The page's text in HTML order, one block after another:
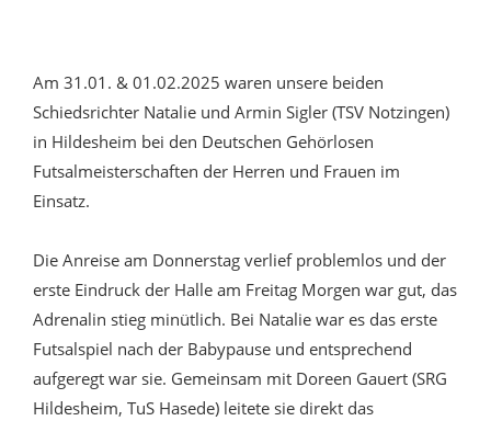
Am 31.01. & 01.02.2025 waren unsere beiden
Schiedsrichter Natalie und Armin Sigler (TSV Notzingen)
in Hildesheim bei den Deutschen Gehörlosen
Futsalmeisterschaften der Herren und Frauen im
Einsatz.
Die Anreise am Donnerstag verlief problemlos und der
erste Eindruck der Halle am Freitag Morgen war gut, das
Adrenalin stieg minütlich. Bei Natalie war es das erste
Futsalspiel nach der Babypause und entsprechend
aufgeregt war sie. Gemeinsam mit Doreen Gauert (SRG
Hildesheim, TuS Hasede) leitete sie direkt das